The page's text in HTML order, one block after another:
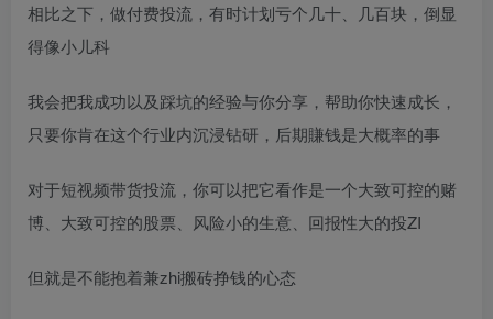
相比之下，做付费投流，有时计划亏个几十、几百块，倒显
得像小儿科
我会把我成功以及踩坑的经验与你分享，帮助你快速成长，
只要你肯在这个行业内沉浸钻研，后期賺钱是大概率的事
对于短视频带货投流，你可以把它看作是一个大致可控的赌
博、大致可控的股票、风险小的生意、回报性大的投ZI
但就是不能抱着兼zhi搬砖挣钱的心态